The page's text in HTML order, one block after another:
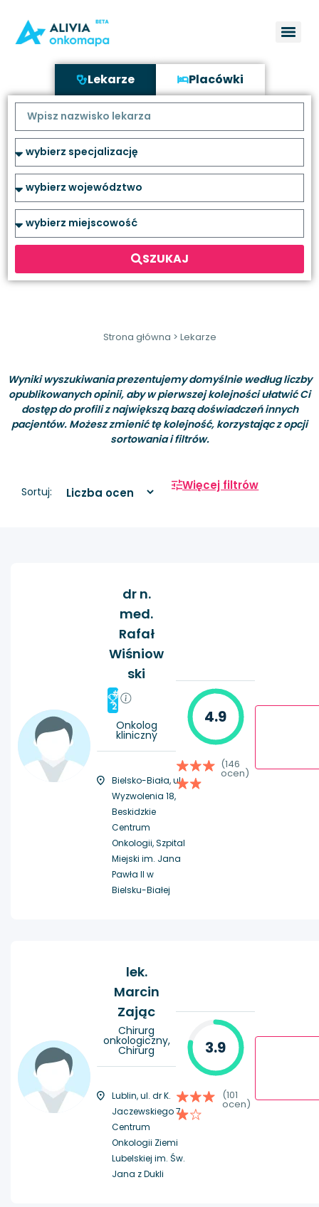
Lekarze Placówki
SZUKAJ
Strona główna > Lekarze
Wyniki wyszukiwania prezentujemy domyślnie według liczby
opublikowanych opinii, aby w pierwszej kolejności ułatwić Ci
dostęp do profili z największą bazą doświadczeń innych
pacjentów. Możesz zmienić tę kolejność, korzystając z opcji
sortowania i filtrów.
Sortuj: Więcej filtrów
dr n.
med.
Rafał
Wiśniow
ski
#
2
Onkolog
kliniczny
Bielsko-Biała, ul.
Wyzwolenia 18,
Beskidzkie
Centrum
Onkologii, Szpital
Miejski im. Jana
Pawła II w
Bielsku-Białej
4.9
(146
ocen)
lek.
Marcin
Zając
Chirurg
onkologiczny,
Chirurg
Lublin, ul. dr K.
Jaczewskiego 7,
Centrum
Onkologii Ziemi
Lubelskiej im. Św.
Jana z Dukli
3.9
(101
ocen)